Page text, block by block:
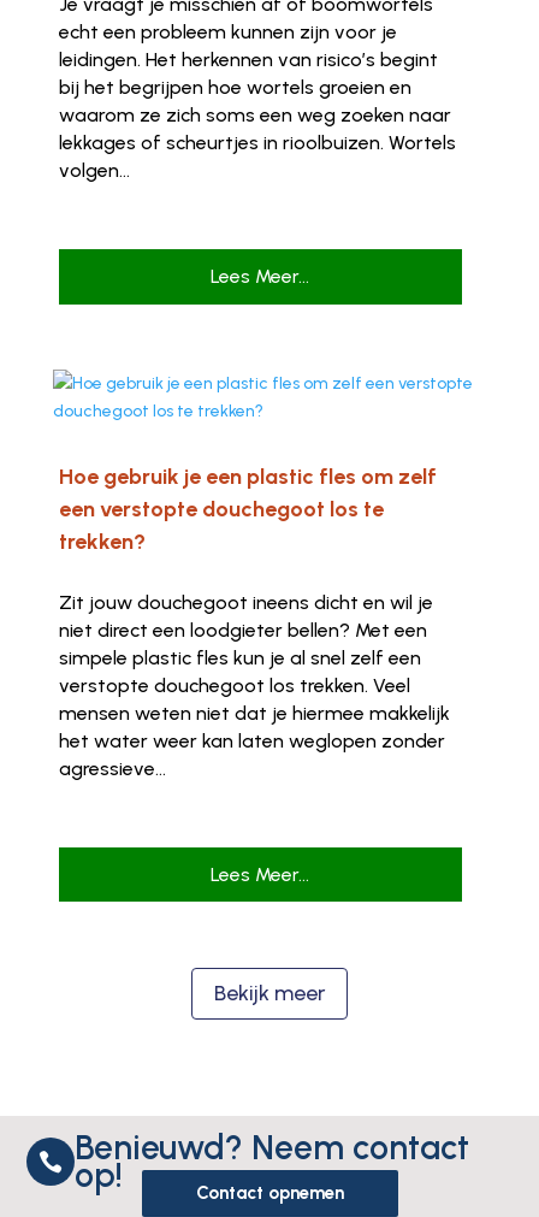
echt een probleem kunnen zijn voor je
leidingen. Het herkennen van risico’s begint
bij het begrijpen hoe wortels groeien en
waarom ze zich soms een weg zoeken naar
lekkages of scheurtjes in rioolbuizen. Wortels
volgen...
Lees Meer...
Hoe gebruik je een plastic fles om zelf
een verstopte douchegoot los te
trekken?
Zit jouw douchegoot ineens dicht en wil je
niet direct een loodgieter bellen? Met een
simpele plastic fles kun je al snel zelf een
verstopte douchegoot los trekken. Veel
mensen weten niet dat je hiermee makkelijk
het water weer kan laten weglopen zonder
agressieve...
Lees Meer...
Bekijk meer
 Benieuwd? Neem contact
op! Contact opnemen